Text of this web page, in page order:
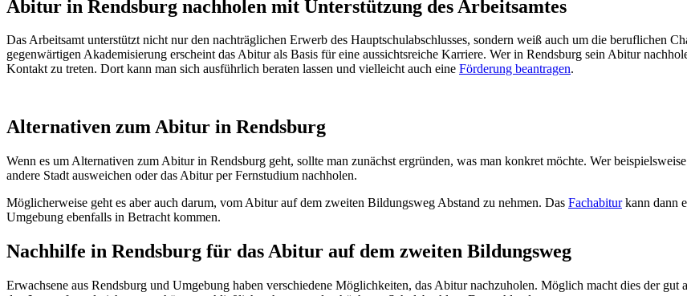
Abitur in Rendsburg nachholen mit Unterstützung des Arbeitsamtes
Das Arbeitsamt unterstützt nicht nur den nachträglichen Erwerb des Hauptschulabschlusses, sondern weiß auch um die beruflichen
gegenwärtigen Akademisierung erscheint das Abitur als Basis für eine aussichtsreiche Karriere. Wer in Rendsburg sein Abitur
Kontakt zu treten. Dort kann man sich ausführlich beraten lassen und vielleicht auch eine Förderung beantragen.
Alternativen zum Abitur in Rendsburg
Wenn es um Alternativen zum Abitur in Rendsburg geht, sollte man zunächst ergründen, was man konkret möchte. Wer
andere Stadt ausweichen oder das Abitur per Fernstudium nachholen.
Möglicherweise geht es aber auch darum, vom Abitur auf dem zweiten Bildungsweg Abstand zu nehmen. Das Fachabiturkann dann
Umgebung ebenfalls in Betracht kommen.
Nachhilfe in Rendsburg für das Abitur auf dem zweiten Bildungsweg
Erwachsene aus Rendsburg und Umgebung haben verschiedene Möglichkeiten, das Abitur nachzuholen. Möglich macht dies der